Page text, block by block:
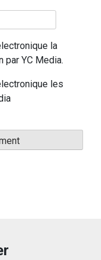
la
YC Media.
les